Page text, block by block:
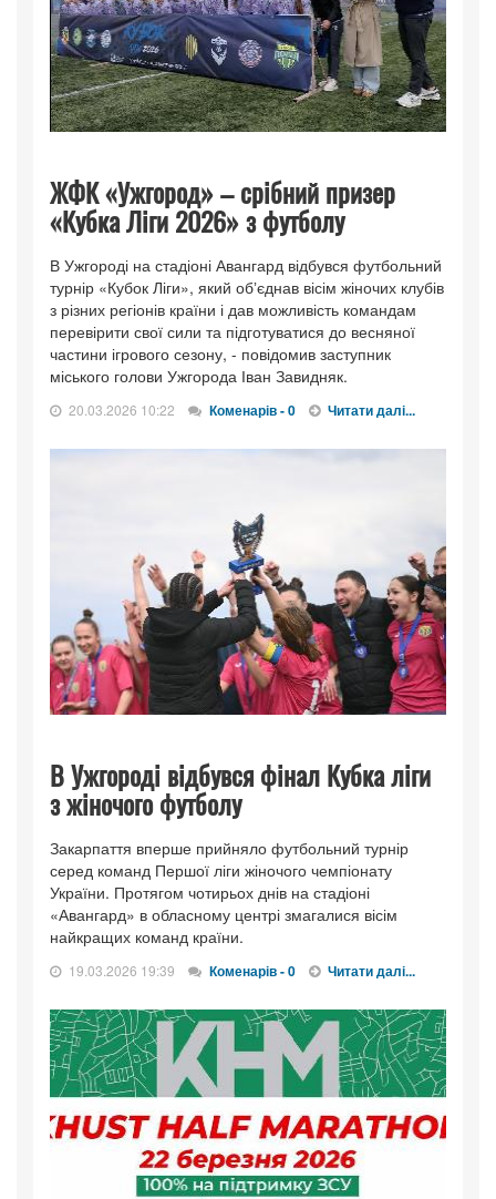
ЖФК «Ужгород» – срібний призер
«Кубка Ліги 2026» з футболу
В Ужгороді на стадіоні Авангард відбувся футбольний
турнір «Кубок Ліги», який обʼєднав вісім жіночих клубів
з різних регіонів країни і дав можливість командам
перевірити свої сили та підготуватися до весняної
частини ігрового сезону, - повідомив заступник
міського голови Ужгорода Іван Завидняк.
20.03.2026 10:22 Коменарів - 0 Читати далі...
В Ужгороді відбувся фінал Кубка ліги
з жіночого футболу
Закарпаття вперше прийняло футбольний турнір
серед команд Першої ліги жіночого чемпіонату
України. Протягом чотирьох днів на стадіоні
«Авангард» в обласному центрі змагалися вісім
найкращих команд країни.
19.03.2026 19:39 Коменарів - 0 Читати далі...